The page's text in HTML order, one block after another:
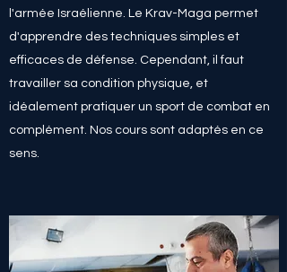
l'armée Israélienne. Le Krav-Maga permet
d'apprendre des techniques simples et
efficaces de défense. Cependant, il faut
travailler sa condition physique, et
idéalement pratiquer un sport de combat en
complément. Nos cours sont adaptés en ce
sens.